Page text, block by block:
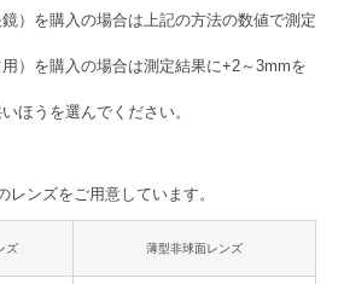
）を購入の場合は上記の方法の数値で測定
）を購入の場合は測定結果に+2～3mmを
ほうを選んでください。
レンズをご用意しています。
ズ 薄型非球面レンズ